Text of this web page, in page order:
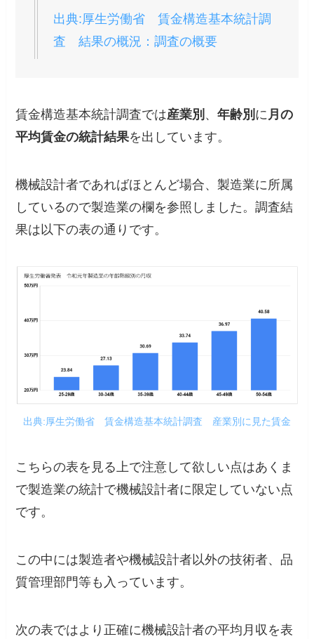
出典:厚生労働省 賃金構造基本統計調
査 結果の概況：調査の概要
賃金構造基本統計調査では産業別 、年齢別 に 月の
平均賃金の統計結果を出しています。
機械設計者であればほとんど場合、製造業に所属
しているので製造業の欄を参照しました。調査結
果は以下の表の通りです。
出典:厚生労働省 賃金構造基本統計調査 産業別に見た賃金
こちらの表を見る上で注意して欲しい点はあくま
で製造業の統計で機械設計者に限定していない点
です。
この中には製造者や機械設計者以外の技術者、品
質管理部門等も入っています。
次の表ではより正確に機械設計者の平均月収を表